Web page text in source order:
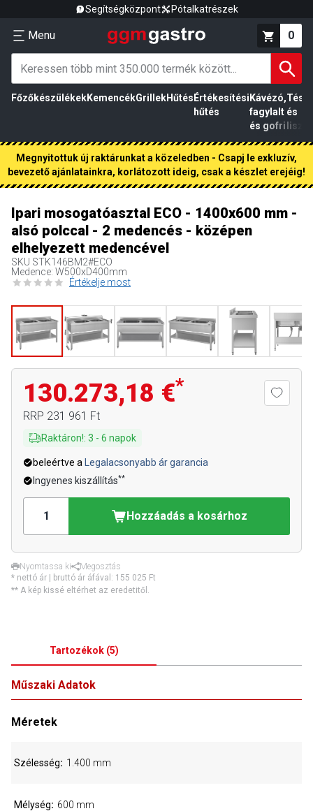
Segítségközpont Pótalkatrészek
Menu 0
FőzőkészülékekKemencékGrillekHűtés Értékesítési
hűtés
Kávézó,
fagylalt
és gofri
és
liszt
Megnyitottuk új raktárunkat a közeledben - Csapj le exkluzív,
bevezető ajánlatainkra, korlátozott ideig, csak a készlet erejéig!
Ipari mosogatóasztal ECO - 1400x600 mm -
alsó polccal - 2 medencés - középen
elhelyezett medencével
SKU STK146BM2#ECO
Medence: W500xD400mm
Értékelje most
130.273,18 €*
RRP 231 961 Ft
Raktáron!: 3 - 6 napok
beleértve a
Legalacsonyabb ár garancia
Ingyenes kiszállítás**
Hozzáadás a kosárhoz
Nyomtassa ki
Megosztás
* nettó ár | bruttó ár áfával: 155 025 Ft
** A kép kissé eltérhet az eredetitől.
Tartozékok(5)
Műszaki Adatok
Méretek
Szélesség 1.400 mm
Mélység 600 mm